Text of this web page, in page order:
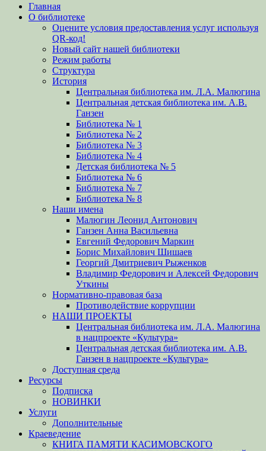
вверх
Главная
О библиотеке
Оцените условия предоставления услуг используя
QR-код!
Новый сайт нашей библиотеки
Режим работы
Структура
История
Центральная библиотека им. Л.А. Малюгина
Центральная детская библиотека им. А.В.
Ганзен
Библиотека № 1
Библиотека № 2
Библиотека № 3
Библиотека № 4
Детская библиотека № 5
Библиотека № 6
Библиотека № 7
Библиотека № 8
Наши имена
Малюгин Леонид Антонович
Ганзен Анна Васильевна
Евгений Федорович Маркин
Борис Михайлович Шишаев
Георгий Дмитриевич Рыженков
Владимир Федорович и Алексей Федорович
Уткины
Нормативно-правовая база
Противодействие коррупции
НАШИ ПРОЕКТЫ
Центральная библиотека им. Л.А. Малюгина
в нацпроекте «Культура»
Центральная детская библиотека им. А.В.
Ганзен в нацпроекте «Культура»
Доступная среда
Ресурсы
Подписка
НОВИНКИ
Услуги
Дополнительные
Краеведение
КНИГА ПАМЯТИ КАСИМОВСКОГО